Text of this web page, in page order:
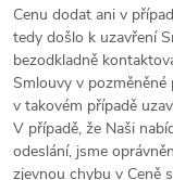
Cenu dodat ani v
tedy došlo k uzavření
bezodkladně
Smlouvy v
v takovém případě
V případě, že Naši
odeslání, jsme
zjevnou chybu v Ceně